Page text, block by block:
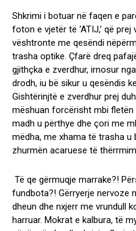
Shkrimi i botuar në faqen e
foton e vjetër të ‘ATIJ,’ që
vështronte me qesëndi
trasha optike. Çfarë dreq
gjithçka e zverdhur, irnosur
drodh, iu bë sikur u qesëndis
Gishtërinjtë e zverdhur prej
mëshuan forcërisht mbi
madh u përthye dhe çori me
mëdha, me xhama të trasha u
zhurmën acaruese të
Të qe gërmuqje marrake?!
fundbota?! Gërryerje nervoze
dheun dhe nxjerr me vrundull
harruar. Mokrat e kalbura, të